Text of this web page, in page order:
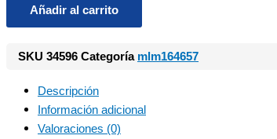
Añadir al carrito
SKU 34596 Categoría mlm164657
Descripción
Información adicional
Valoraciones (0)